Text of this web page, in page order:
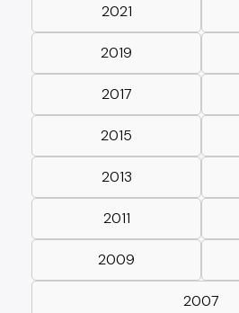
2021
2019
2017
2015
2013
2011
2009
2007